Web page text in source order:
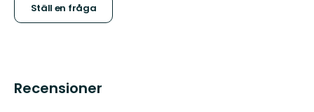
Ställ en fråga
Recensioner